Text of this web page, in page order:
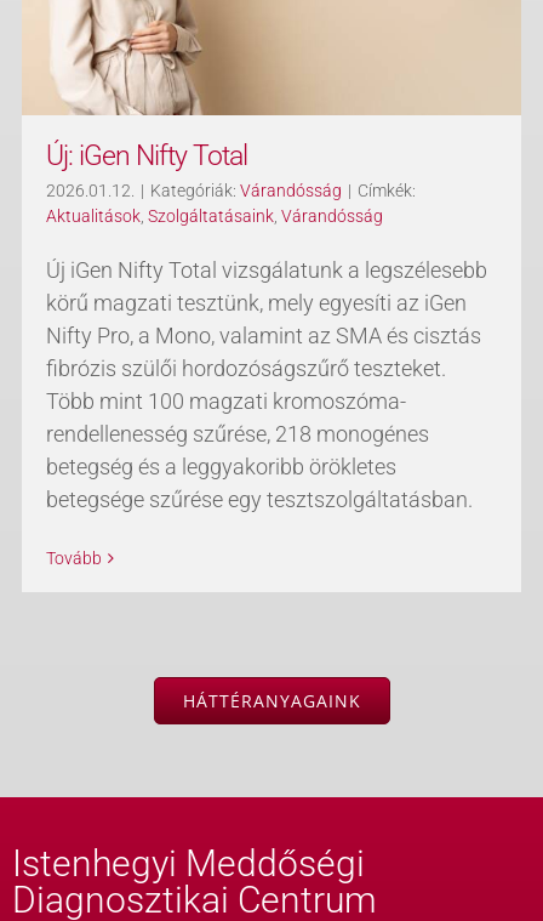
Új: iGen Nifty Total
2026.01.12. | Kategóriák: Várandósság | Címkék:
Aktualitások Szolgáltatásaink Várandósság
Új iGen Nifty Total vizsgálatunk a legszélesebb
körű magzati tesztünk, mely egyesíti az iGen
Nifty Pro, a Mono, valamint az SMA és cisztás
fibrózis szülői hordozóságszűrő teszteket.
Több mint 100 magzati kromoszóma-
rendellenesség szűrése, 218 monogénes
betegség és a leggyakoribb örökletes
betegsége szűrése egy tesztszolgáltatásban.
Tovább
HÁTTÉRANYAGAINK
Istenhegyi Meddőségi
Diagnosztikai Centrum